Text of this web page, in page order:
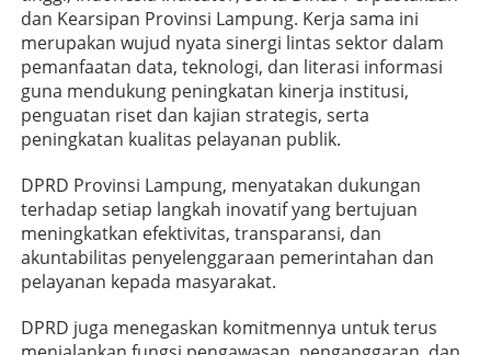
dan Kearsipan Provinsi Lampung. Kerja sama ini
merupakan wujud nyata sinergi lintas sektor dalam
pemanfaatan data, teknologi, dan literasi informasi
guna mendukung peningkatan kinerja institusi,
penguatan riset dan kajian strategis, serta
peningkatan kualitas pelayanan publik.
DPRD Provinsi Lampung, menyatakan dukungan
terhadap setiap langkah inovatif yang bertujuan
meningkatkan efektivitas, transparansi, dan
akuntabilitas penyelenggaraan pemerintahan dan
pelayanan kepada masyarakat.
DPRD juga menegaskan komitmennya untuk terus